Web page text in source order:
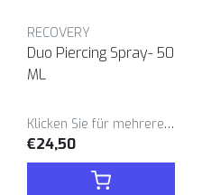
RECOVERY
Duo Piercing Spray- 50
ML
Klicken Sie für mehrere Varianten
€24,50